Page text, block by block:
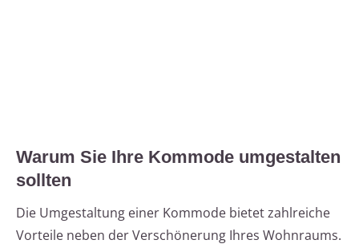
Warum Sie Ihre Kommode umgestalten
sollten
Die Umgestaltung einer Kommode bietet zahlreiche
Vorteile neben der Verschönerung Ihres Wohnraums.